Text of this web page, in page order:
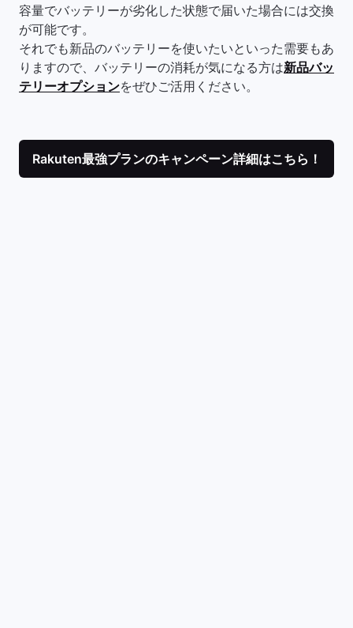
容量でバッテリーが劣化した状態で届いた場合には交換
が可能です。
それでも新品のバッテリーを使いたいといった需要もあ
りますので、バッテリーの消耗が気になる方は新品バッ
テリーオプションをぜひご活用ください。
Rakuten最強プランのキャンペーン詳細はこちら！